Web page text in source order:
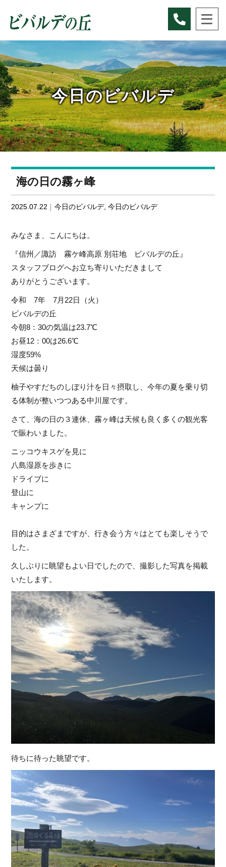
今日のビバルデ
海の日の霧ヶ峰
2025.07.22 今日のビバルデ,今日のビバルデ
みなさま、こんにちは。
『信州／諏訪 霧ケ峰高原 別荘地 ビバルデの丘』
スタッフブログへお立ち寄りいただきまして
ありがとうございます。
令和 7年 7月22日（火）
ビバルデの丘
今朝8：30の気温は23.7℃
お昼12：00は26.6℃
湿度59%
天候は曇り
柚子やすだちのしぼり汁を日々摂取し、今年の夏を乗り切
る体制が整いつつある中川屋です。
さて、海の日の３連休、霧ヶ峰は天候も良く多くの観光客
で賑わいました。
ニッコウキスゲを見に
八島湿原を歩きに
ドライブに
登山に
キャンプに
目的はさまざまですが、行き会う方々はとても楽しそうで
した。
久しぶりに眺望もよい日でしたので、撮影した写真を掲載
いたします。
待ちに待った眺望です。